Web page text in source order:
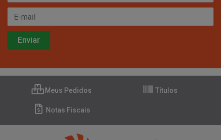
Meus Pedidos Títulos
Notas Fiscais